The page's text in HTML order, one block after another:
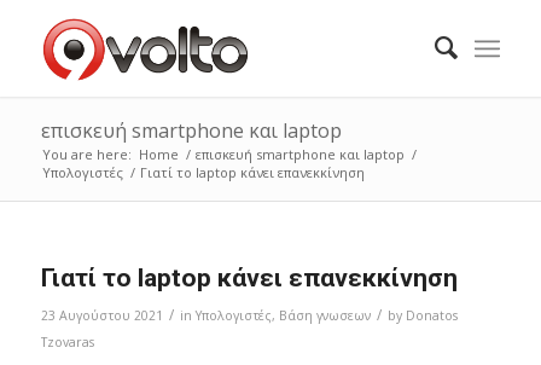
επισκευή smartphone και laptop
You are here: Home / επισκευή smartphone και laptop /
Υπολογιστές / Γιατί το laptop κάνει επανεκκίνηση
Γιατί το laptop κάνει επανεκκίνηση
23 Αυγούστου 2021 / in Υπολογιστές, Bάση γνωσεων / by Donatos
Tzovaras